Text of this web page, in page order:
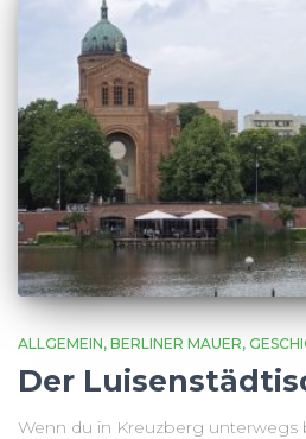
ALLGEMEIN BERLINER MAUER
Der
Wenn du in Kreuzberg unterwegs